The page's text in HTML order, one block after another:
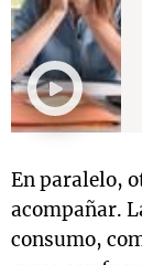
En paralelo,
acompañar.
consumo,